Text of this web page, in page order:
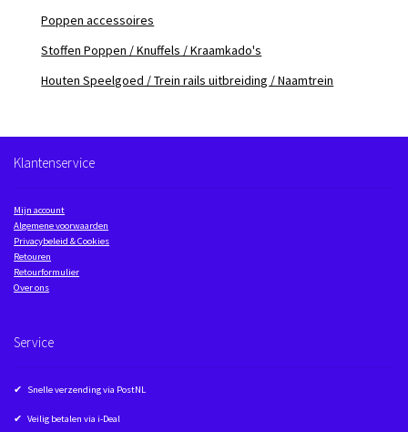
Poppen accessoires
Stoffen Poppen / Knuffels / Kraamkado's
Houten Speelgoed / Trein rails uitbreiding / Naamtrein
Klantenservice
Mijn account
Algemene voorwaarden
Privacybeleid & Cookies
Retouren
Retourformulier
Over ons
Service
✔ Snelle verzending via PostNL
✔ Veilig betalen via i-Deal